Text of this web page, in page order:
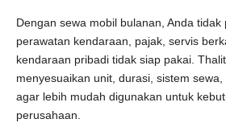
Dengan sewa mobil bulanan, Anda
perawatan kendaraan, pajak, servis
kendaraan pribadi tidak siap pakai.
menyesuaikan unit, durasi, sistem
agar lebih mudah digunakan untuk
perusahaan.